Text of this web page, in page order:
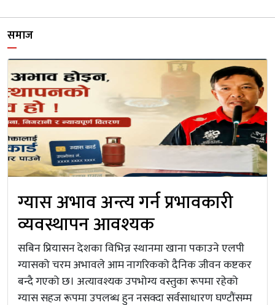
समाज
ग्यास अभाव अन्त्य गर्न प्रभावकारी
व्यवस्थापन आवश्यक
सबिन प्रियासन देशका विभिन्न स्थानमा खाना पकाउने एलपी
ग्यासको चरम अभावले आम नागरिकको दैनिक जीवन कष्टकर
बन्दै गएको छ। अत्यावश्यक उपभोग्य वस्तुका रूपमा रहेको
ग्यास सहज रूपमा उपलब्ध हुन नसक्दा सर्वसाधारण घण्टौंसम्म